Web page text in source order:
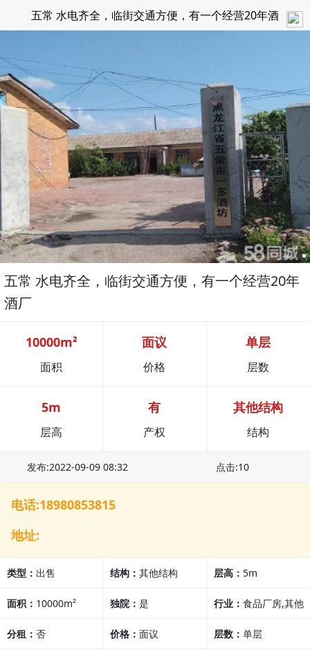
五常 水电齐全，临街交通方便，有一个经营20年酒
五常 水电齐全，临街交通方便，有一个经营20年
酒厂
10000m²
面积
面议
价格
单层
层数
5m
层高
有
产权
其他结构
结构
发布:2022-09-09 08:32 点击:10
电话:18980853815
地址:
类型： 出售 结构：其他结构 层高： 5m
面积： 10000m² 独院：是 行业： 食品厂房,其他
行业
分租： 否 价格：面议 层数： 单层